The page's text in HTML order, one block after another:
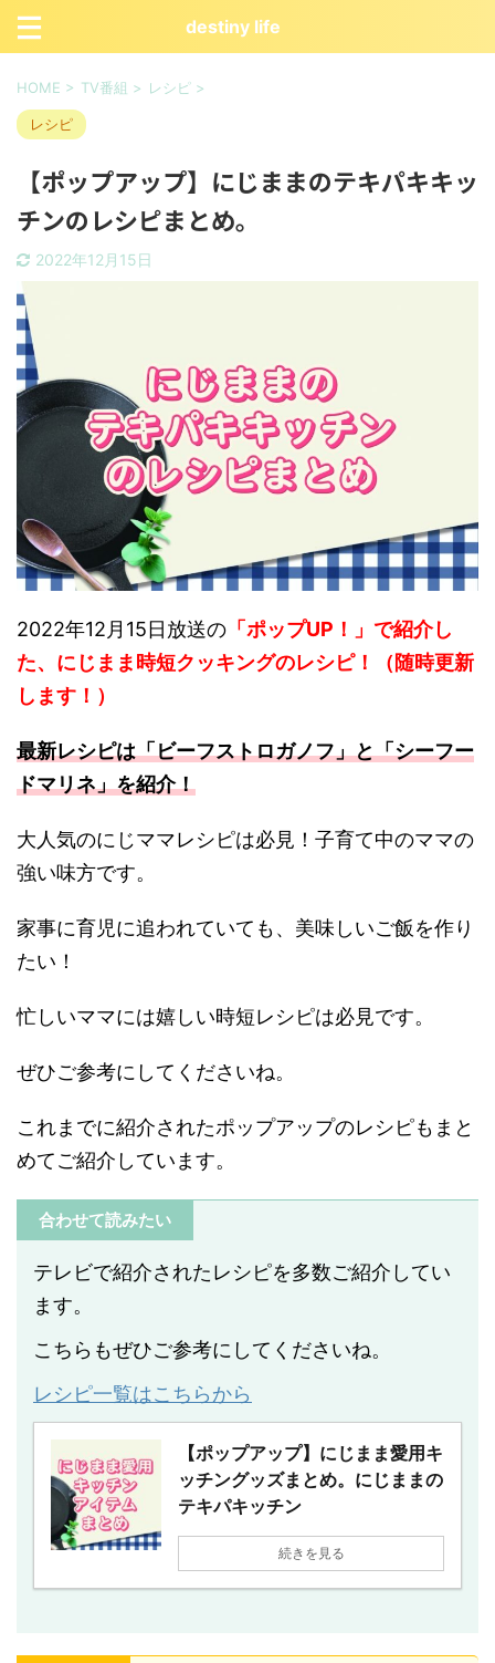
destiny life
HOME > TV番組 > レシピ >
レシピ
【ポップアップ】にじままのテキパキキッ
チンのレシピまとめ。
2022年12月15日
2022年12月15日放送の 「ポップUP！」で紹介し
た、にじまま時短クッキングのレシピ！（随時更新
します！）
最新レシピは「ビーフストロガノフ」と「シーフー
ドマリネ」を紹介！
大人気のにじママレシピは必見！子育て中のママの
強い味方です。
家事に育児に追われていても、美味しいご飯を作り
たい！
忙しいママには嬉しい時短レシピは必見です。
ぜひご参考にしてくださいね。
これまでに紹介されたポップアップのレシピもまと
めてご紹介しています。
合わせて読みたい
テレビで紹介されたレシピを多数ご紹介してい
ます。
こちらもぜひご参考にしてくださいね。
レシピ一覧はこちらから
【ポップアップ】にじまま愛用キ
ッチングッズまとめ。にじままの
テキパキッチン
続きを見る